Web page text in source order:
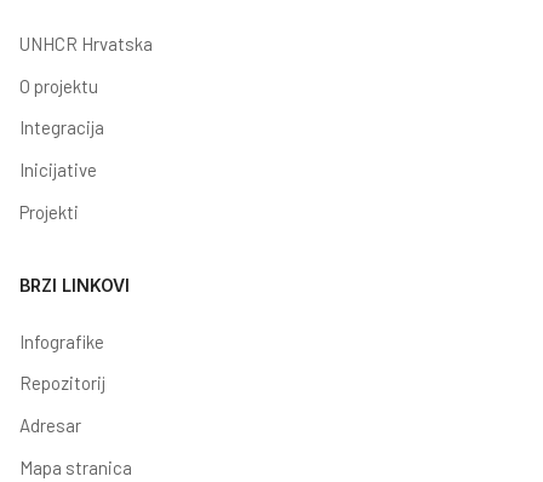
UNHCR Hrvatska
O projektu
Integracija
Inicijative
Projekti
BRZI LINKOVI
Infografike
Repozitorij
Adresar
Mapa stranica